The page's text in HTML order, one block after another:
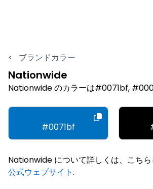
< ブランドカラー
Nationwide
Nationwide のカラーは#0071bf,
#0071bf
Nationwide について詳しくは、こちら
公式ウェブサイト.